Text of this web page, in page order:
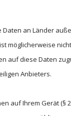
Daten an Länder
möglicherweise
auf diese Daten
Anbieters.
auf Ihrem Gerät (§